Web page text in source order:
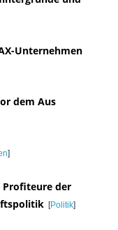
Unternehmen
dem Aus
]
Profiteure der
[Politik]